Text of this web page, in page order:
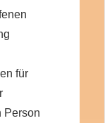
für
Person